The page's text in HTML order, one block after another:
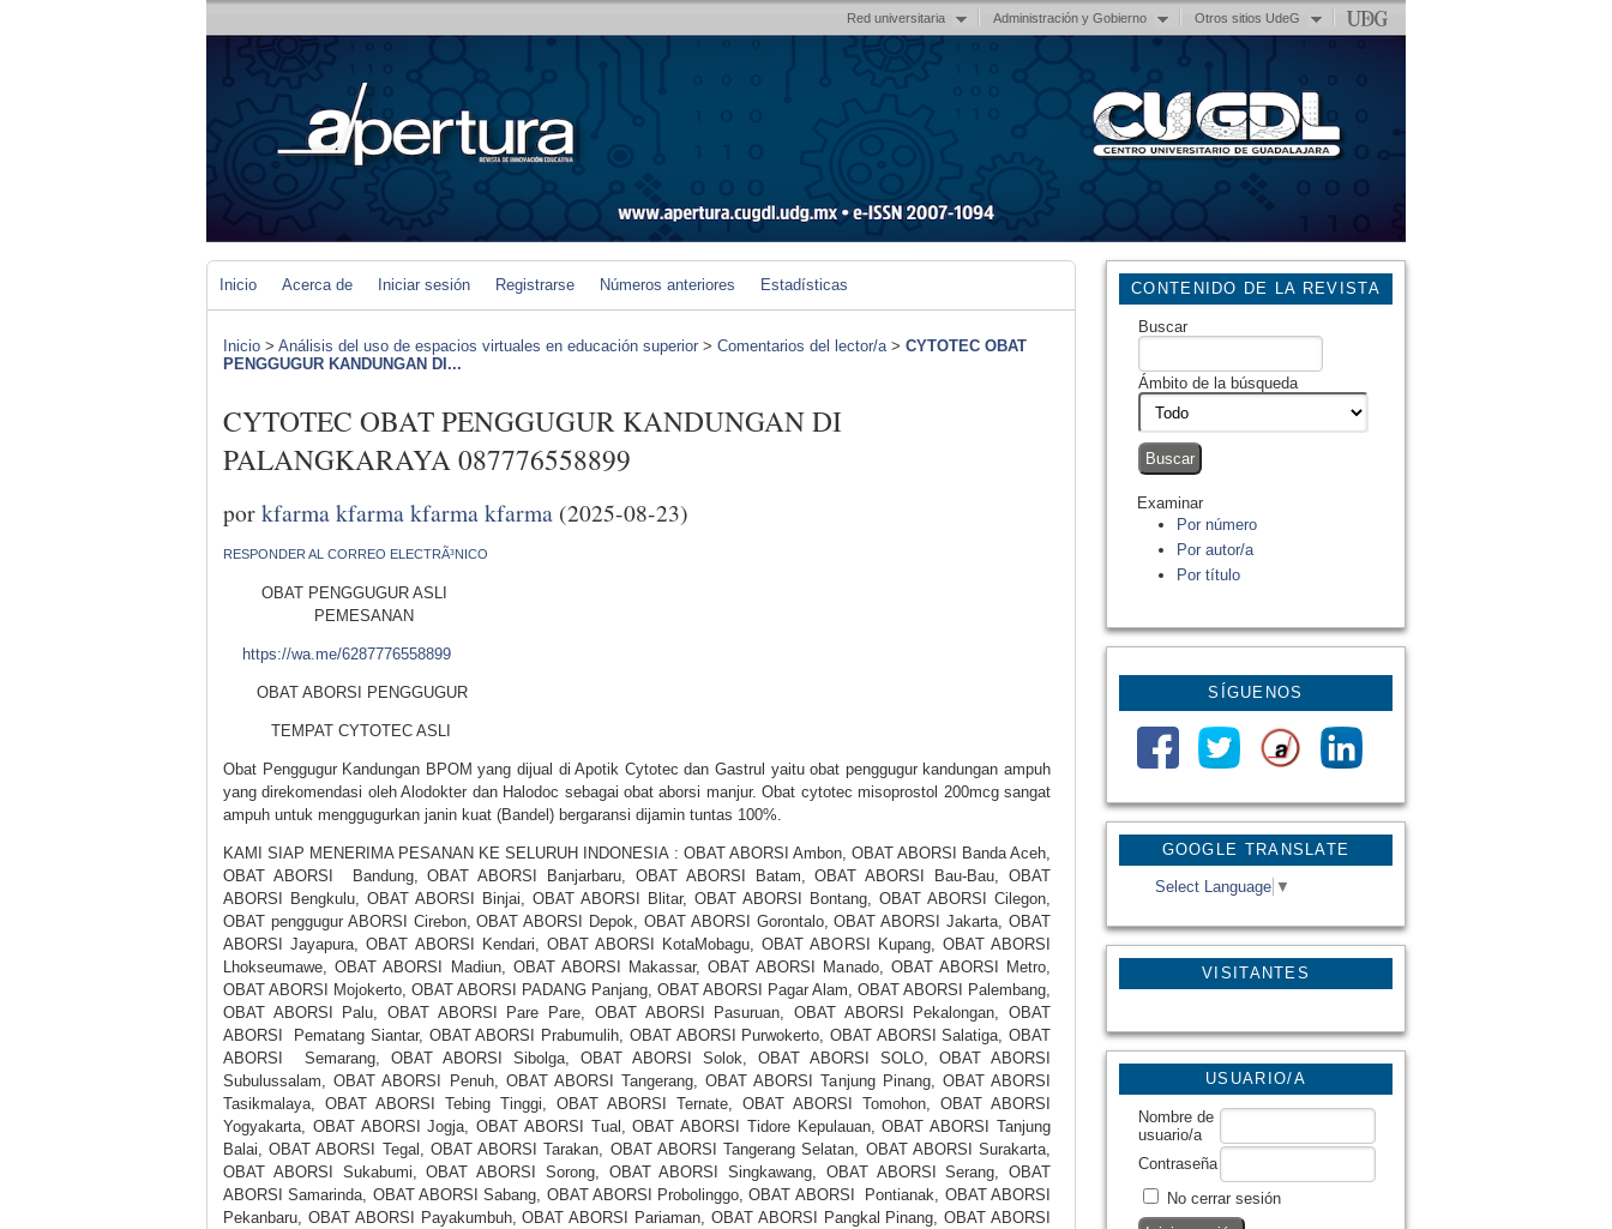
Red universitaria Administración y Gobierno Otros sitios UdeG
GOOGLE TRANSLATE
Select Language ▼
VISITANTES
CONTENIDO DE LA REVISTA
Buscar
Ámbito de la búsqueda
Examinar
Por número
Por autor/a
Por título
SÍGUENOS
USUARIO/A
Nombre de
usuario/a
Contraseña
No cerrar sesión
Inicio Acerca de Iniciar sesión Registrarse Números anteriores Estadísticas
Inicio > Análisis del uso de espacios virtuales en educación superior > Comentarios del lector/a> CYTOTEC OBAT
PENGGUGUR KANDUNGAN DI...
CYTOTEC OBAT PENGGUGUR KANDUNGAN DI
PALANGKARAYA 087776558899
porkfarma kfarma kfarma kfarma (2025-08-23)
RESPONDER AL CORREO ELECTRÃ³NICO
OBAT PENGGUGUR ASLI
PEMESANAN
https://wa.me/6287776558899
OBAT ABORSI PENGGUGUR
TEMPAT CYTOTEC ASLI
Obat Penggugur Kandungan BPOM yang dijual di Apotik Cytotec dan Gastrul yaitu obat penggugur kandungan ampuh
yang direkomendasi oleh Alodokter dan Halodoc sebagai obat aborsi manjur. Obat cytotec misoprostol 200mcg sangat
ampuh untuk menggugurkan janin kuat (Bandel) bergaransi dijamin tuntas 100%.
KAMI SIAP MENERIMA PESANAN KE SELURUH INDONESIA : OBAT ABORSI Ambon, OBAT ABORSI Banda Aceh,
OBAT ABORSI Bandung, OBAT ABORSI Banjarbaru, OBAT ABORSI Batam, OBAT ABORSI Bau-Bau, OBAT
ABORSI Bengkulu, OBAT ABORSI Binjai, OBAT ABORSI Blitar, OBAT ABORSI Bontang, OBAT ABORSI Cilegon,
OBAT penggugur ABORSI Cirebon, OBAT ABORSI Depok, OBAT ABORSI Gorontalo, OBAT ABORSI Jakarta, OBAT
ABORSI Jayapura, OBAT ABORSI Kendari, OBAT ABORSI KotaMobagu, OBAT ABORSI Kupang, OBAT ABORSI
Lhokseumawe, OBAT ABORSI Madiun, OBAT ABORSI Makassar, OBAT ABORSI Manado, OBAT ABORSI Metro,
OBAT ABORSI Mojokerto, OBAT ABORSI PADANG Panjang, OBAT ABORSI Pagar Alam, OBAT ABORSI Palembang,
OBAT ABORSI Palu, OBAT ABORSI Pare Pare, OBAT ABORSI Pasuruan, OBAT ABORSI Pekalongan, OBAT
ABORSI Pematang Siantar, OBAT ABORSI Prabumulih, OBAT ABORSI Purwokerto, OBAT ABORSI Salatiga, OBAT
ABORSI Semarang, OBAT ABORSI Sibolga, OBAT ABORSI Solok, OBAT ABORSI SOLO, OBAT ABORSI
Subulussalam, OBAT ABORSI Penuh, OBAT ABORSI Tangerang, OBAT ABORSI Tanjung Pinang, OBAT ABORSI
Tasikmalaya, OBAT ABORSI Tebing Tinggi, OBAT ABORSI Ternate, OBAT ABORSI Tomohon, OBAT ABORSI
Yogyakarta, OBAT ABORSI Jogja, OBAT ABORSI Tual, OBAT ABORSI Tidore Kepulauan, OBAT ABORSI Tanjung
Balai, OBAT ABORSI Tegal, OBAT ABORSI Tarakan, OBAT ABORSI Tangerang Selatan, OBAT ABORSI Surakarta,
OBAT ABORSI Sukabumi, OBAT ABORSI Sorong, OBAT ABORSI Singkawang, OBAT ABORSI Serang, OBAT
ABORSI Samarinda, OBAT ABORSI Sabang, OBAT ABORSI Probolinggo, OBAT ABORSI Pontianak, OBAT ABORSI
Pekanbaru, OBAT ABORSI Payakumbuh, OBAT ABORSI Pariaman, OBAT ABORSI Pangkal Pinang, OBAT ABORSI